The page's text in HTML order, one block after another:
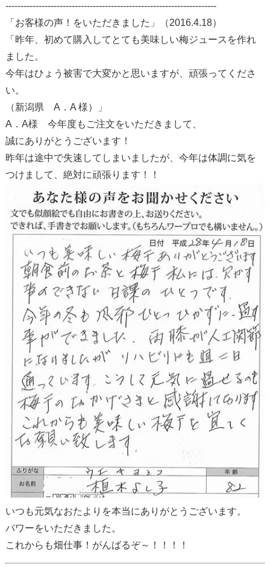
----------------------------------------------------------------------
「お客様の声！をいただきました」（2016.4.18）
「昨年、初めて購入してとても美味しい梅ジュースを作れ
ました。
今年はひょう被害で大変かと思いますが、頑張ってくださ
い。
（新潟県 A．A 様）」
A．A様 今年度もご注文をいただきまして、
誠にありがとうございます！
昨年は途中で失速してしまいましたが、今年は体調に気を
つけまして、絶対に頑張ります！！
いつも元気なおたよりを本当にありがとうございます。
パワーをいただきました。
これからも畑仕事！がんばるぞ～！！！！